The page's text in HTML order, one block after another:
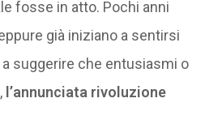
fosse in atto. Pochi anni
già iniziano a sentirsi
suggerire che entusiasmi o
l’annunciata rivoluzione